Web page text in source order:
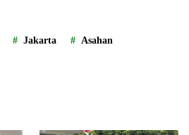
Jakarta Asahan